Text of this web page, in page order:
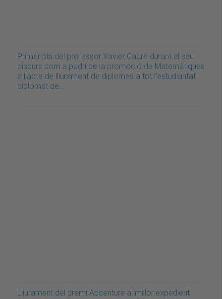
Primer pla del professor Xavier Cabré durant el seu
discurs com a padrí de la promoció de Matemàtiques
a l'acte de lliurament de diplomes a tot l'estudiantat
diplomat de…
Lliurament del premi Accenture al millor expedient